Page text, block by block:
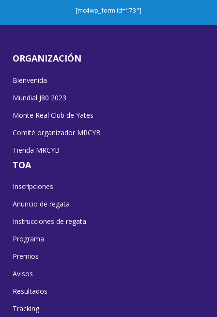
[mc4wp_form id="73"]
ORGANIZACIÓN
Bienvenida
Mundial J80 2023
Monte Real Club de Yates
Comité organizador MRCYB
Tienda MRCYB
TOA
Inscripciones
Anuncio de regata
Instrucciones de regata
Programa
Premios
Avisos
Resultados
Tracking